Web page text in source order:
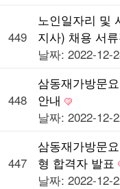
449
노인일자리 및
지사) 채용 서
날짜: 2022-12-
448
삼동재가방문
안내
날짜: 2022-12-
447
삼동재가방문
형 합격자 발표
날짜: 2022-12-